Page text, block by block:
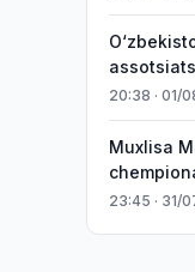
20:38 · 01/
Muxlisa
23:45 · 31/